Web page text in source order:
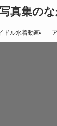
真集の
ドル水着動画